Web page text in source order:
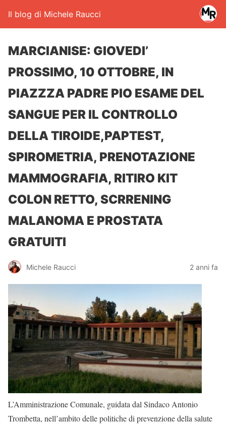
Il blog di Michele Raucci
MARCIANISE: GIOVEDI’
PROSSIMO, 10 OTTOBRE, IN
PIAZZZA PADRE PIO ESAME DEL
SANGUE PER IL CONTROLLO
DELLA TIROIDE,PAPTEST,
SPIROMETRIA, PRENOTAZIONE
MAMMOGRAFIA, RITIRO KIT
COLON RETTO, SCRRENING
MALANOMA E PROSTATA
GRATUITI
Michele Raucci 2 anni fa
L’Amministrazione Comunale, guidata dal Sindaco Antonio
Trombetta, nell’ambito delle politiche di prevenzione della salute